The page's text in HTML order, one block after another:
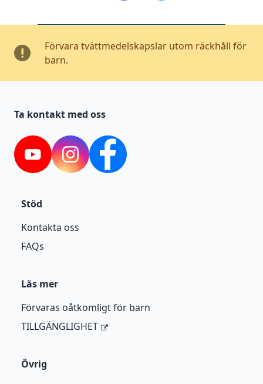
Förvara tvättmedelskapslar utom räckhåll för
barn.
Ta kontakt med oss
YouTubeInstagram Facebook
Stöd
Kontakta oss
FAQs
Läs mer
Förvaras oåtkomligt för barn
TILLGÄNGLIGHET
Övrig